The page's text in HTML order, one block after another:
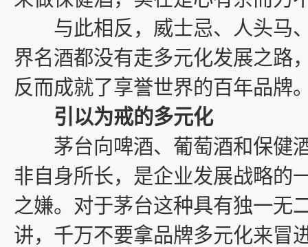
与此相反，威士忌、人头马
界名酒都没有走多元化发展之路
反而成就了享誉世界的百年品牌
引以为戒的多元化
茅台向啤酒、葡萄酒和保健
非自身所长，是企业发展战略的
之嫌。对于茅台这种具有独一无
讲，千万不要拿品牌多元化来冒